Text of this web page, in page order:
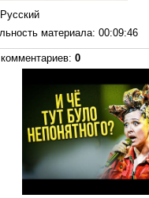
материала: 00:09:46
: 0